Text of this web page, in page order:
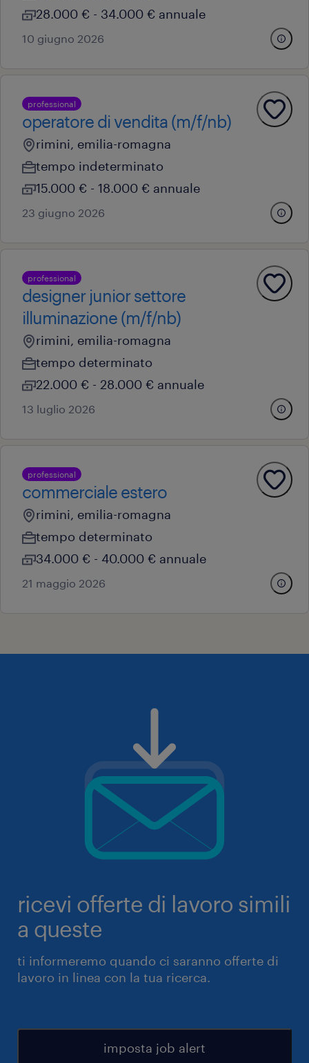
28.000 € - 34.000 € annuale
10 giugno 2026
professional
operatore di vendita (m/f/nb)
rimini, emilia-romagna
tempo indeterminato
15.000 € - 18.000 € annuale
23 giugno 2026
professional
designer junior settore
illuminazione (m/f/nb)
rimini, emilia-romagna
tempo determinato
22.000 € - 28.000 € annuale
13 luglio 2026
professional
commerciale estero
rimini, emilia-romagna
tempo determinato
34.000 € - 40.000 € annuale
21 maggio 2026
ricevi offerte di lavoro simili
a queste
ti informeremo quando ci saranno offerte di
lavoro in linea con la tua ricerca.
imposta job alert